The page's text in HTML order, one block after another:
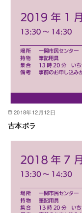
2018年12月12日
古本ボラ